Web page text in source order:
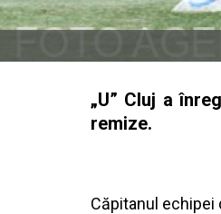
„U” Cluj a
remize.
Căpitanul echipei